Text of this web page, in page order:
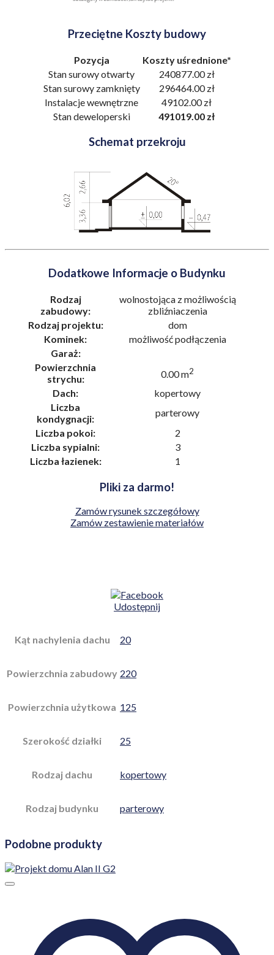
Przeciętne Koszty budowy
Pozycja
Koszty uśrednione*
Stan surowy otwarty
240877.00 zł
Stan surowy zamknięty
296464.00 zł
Instalacje wewnętrzne
49102.00 zł
Stan deweloperski
491019.00 zł
Schemat przekroju
Dodatkowe Informacje o Budynku
Rodzaj
zabudowy:
wolnostojąca z możliwością
zbliźniaczenia
Rodzaj projektu:
dom
Kominek:
możliwość podłączenia
Garaż:
Powierzchnia
strychu:
0.00 m2
Dach:
kopertowy
Liczba
kondygnacji:
parterowy
Liczba pokoi:
2
Liczba sypialni:
3
Liczba łazienek:
1
Pliki za darmo!
Zamów rysunek szczegółowy
Zamów zestawienie materiałów
Udostępnij
Kąt nachylenia dachu 20
Powierzchnia zabudowy 220
Powierzchnia użytkowa 125
Szerokość działki 25
Rodzaj dachu kopertowy
Rodzaj budynku parterowy
Podobne produkty